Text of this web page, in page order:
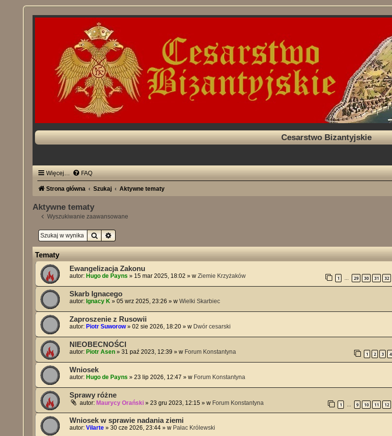
Cesarstwo Bizantyjskie
Więcej… FAQ
Strona główna Szukaj Aktywne tematy
Aktywne tematy
Wyszukiwanie zaawansowane
SzukajWyszukiwanie zaawansowane
Tematy
Ewangelizacja Zakonu
autor:Hugo de Payns » 15 mar 2025, 18:02 » wZiemie Krzyżaków 1 … 29 30 31 32
Skarb Ignacego
autor:Ignacy K »05 wrz 2025, 23:26 » wWielki Skarbiec
Zaproszenie z Rusowii
autor:Piotr Suworow»02 sie 2026, 18:20 » w Dwór cesarski
NIEOBECNOŚCI
autor:Piotr Asen »31 paź 2023, 12:39 » w Forum Konstantyna 1 2 3 4
Wniosek
autor:Hugo de Payns »23 lip 2026, 12:47 » w Forum Konstantyna
Sprawy różne
autor:Maurycy Orański »23 gru 2023, 12:15 » w Forum Konstantyna 1 … 9 10 11 12
Wniosek w sprawie nadania ziemi
autor:Vilarte »30 cze 2026, 23:44 » w Pałac Królewski